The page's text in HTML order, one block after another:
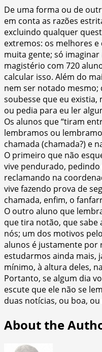
De uma forma ou de
em conta as razões
excluindo qualquer
extremos: os melhores e
muita gente; só imaginar
magistério com 720
calcular isso. Além do
nem ser notado
soubesse que eu
ou pedia para eu ler
Os alunos que “tiram
lembramos ou
chamada (chamada?) e
O primeiro que não
vive pendurado,
reclamando na
vive fazendo prova de
chamada, enfim, o
O outro aluno que
que tira notão, que sabe
nós; um dos motivos
alunos é justamente
estudarmos ainda mais,
mínimo, à altura deles,
Portanto, se algum dia
escute que ele não se
duas notícias, ou boa,
About the